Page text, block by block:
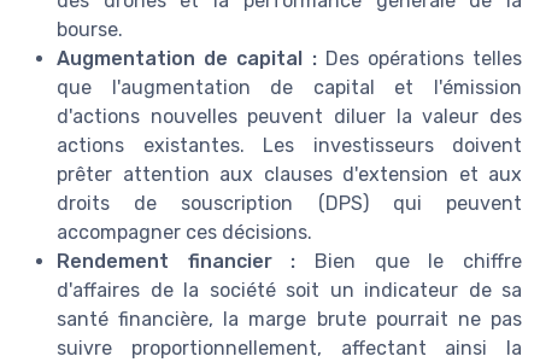
bourse.
Augmentation de capital :Des opérations telles
que l'augmentation de capital et l'émission
d'actions nouvelles peuvent diluer la valeur des
actions existantes. Les investisseurs doivent
prêter attention aux clauses d'extension et aux
droits de souscription (DPS) qui peuvent
accompagner ces décisions.
Rendement financier : Bien que le chiffre
d'affaires de la société soit un indicateur de sa
santé financière, la marge brute pourrait ne pas
suivre proportionnellement, affectant ainsi la